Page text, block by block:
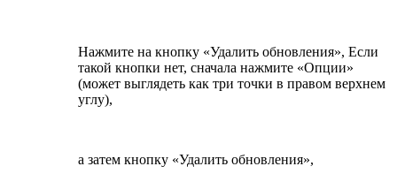
Нажмите на кнопку «Удалить обновления», Если
такой кнопки нет, сначала нажмите «Опции»
(может выглядеть как три точки в правом верхнем
углу),
а затем кнопку «Удалить обновления»,